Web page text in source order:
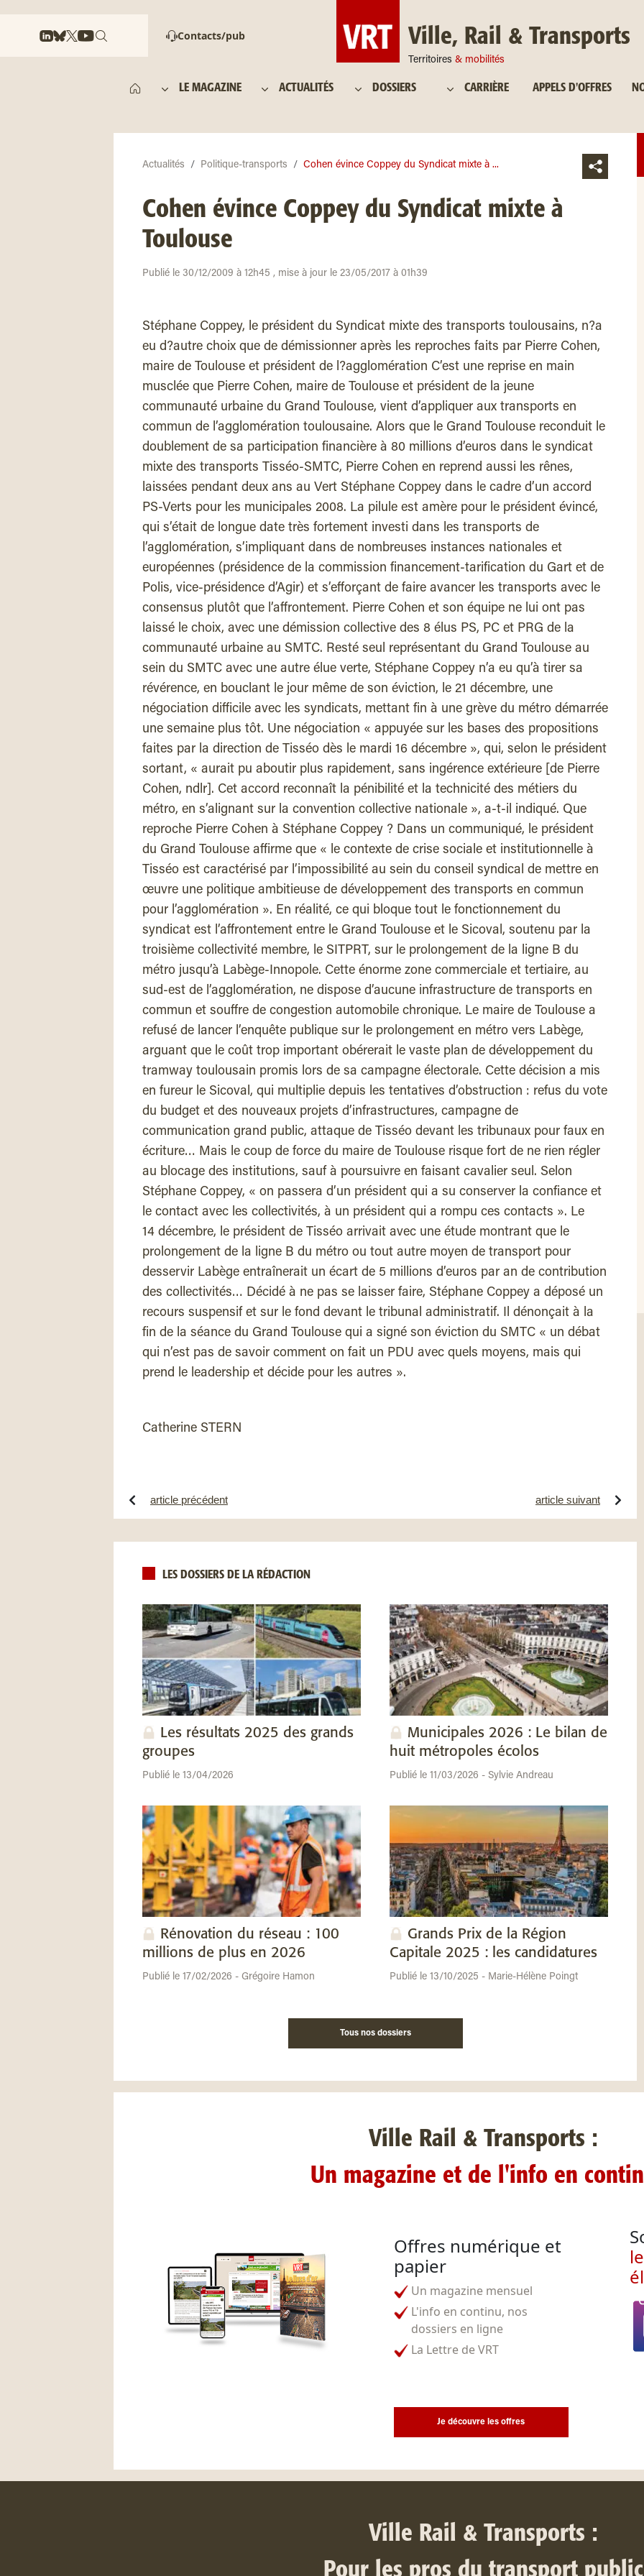
Contacts/pub Ville, Rail & Transports
Territoires & mobilités
LE MAGAZINE ACTUALITÉS DOSSIERS CARRIÈRE APPELS D'OFFRES
Actualités Politique-transports Cohen évince Coppey du Syndicat mixte à ...
Cohen évince Coppey du Syndicat mixte à
Toulouse
Publié le 30/12/2009 à 12h45 , mise à jour le 23/05/2017 à 01h39
Stéphane Coppey, le président du Syndicat mixte des transports toulousains, n?a
eu d?autre choix que de démissionner après les reproches faits par Pierre Cohen,
maire de Toulouse et président de l?agglomération C’est une reprise en main
musclée que Pierre Cohen, maire de Toulouse et président de la jeune
communauté urbaine du Grand Toulouse, vient d’appliquer aux transports en
commun de l’agglomération toulousaine. Alors que le Grand Toulouse reconduit le
doublement de sa participation financière à 80 millions d’euros dans le syndicat
mixte des transports Tisséo-SMTC, Pierre Cohen en reprend aussi les rênes,
laissées pendant deux ans au Vert Stéphane Coppey dans le cadre d’un accord
PS-Verts pour les municipales 2008. La pilule est amère pour le président évincé,
qui s’était de longue date très fortement investi dans les transports de
l’agglomération, s’impliquant dans de nombreuses instances nationales et
européennes (présidence de la commission financement-tarification du Gart et de
Polis, vice-présidence d’Agir) et s’efforçant de faire avancer les transports avec le
consensus plutôt que l’affrontement. Pierre Cohen et son équipe ne lui ont pas
laissé le choix, avec une démission collective des 8 élus PS, PC et PRG de la
communauté urbaine au SMTC. Resté seul représentant du Grand Toulouse au
sein du SMTC avec une autre élue verte, Stéphane Coppey n’a eu qu’à tirer sa
révérence, en bouclant le jour même de son éviction, le 21 décembre, une
négociation difficile avec les syndicats, mettant fin à une grève du métro démarrée
une semaine plus tôt. Une négociation « appuyée sur les bases des propositions
faites par la direction de Tisséo dès le mardi 16 décembre », qui, selon le président
sortant, « aurait pu aboutir plus rapidement, sans ingérence extérieure [de Pierre
Cohen, ndlr]. Cet accord reconnaît la pénibilité et la technicité des métiers du
métro, en s’alignant sur la convention collective nationale », a-t-il indiqué. Que
reproche Pierre Cohen à Stéphane Coppey ? Dans un communiqué, le président
du Grand Toulouse affirme que « le contexte de crise sociale et institutionnelle à
Tisséo est caractérisé par l’impossibilité au sein du conseil syndical de mettre en
œuvre une politique ambitieuse de développement des transports en commun
pour l’agglomération ». En réalité, ce qui bloque tout le fonctionnement du
syndicat est l’affrontement entre le Grand Toulouse et le Sicoval, soutenu par la
troisième collectivité membre, le SITPRT, sur le prolongement de la ligne B du
métro jusqu’à Labège-Innopole. Cette énorme zone commerciale et tertiaire, au
sud-est de l’agglomération, ne dispose d’aucune infrastructure de transports en
commun et souffre de congestion automobile chronique. Le maire de Toulouse a
refusé de lancer l’enquête publique sur le prolongement en métro vers Labège,
arguant que le coût trop important obérerait le vaste plan de développement du
tramway toulousain promis lors de sa campagne électorale. Cette décision a mis
en fureur le Sicoval, qui multiplie depuis les tentatives d’obstruction : refus du vote
du budget et des nouveaux projets d’infrastructures, campagne de
communication grand public, attaque de Tisséo devant les tribunaux pour faux en
écriture… Mais le coup de force du maire de Toulouse risque fort de ne rien régler
au blocage des institutions, sauf à poursuivre en faisant cavalier seul. Selon
Stéphane Coppey, « on passera d’un président qui a su conserver la confiance et
le contact avec les collectivités, à un président qui a rompu ces contacts ». Le
14 décembre, le président de Tisséo arrivait avec une étude montrant que le
prolongement de la ligne B du métro ou tout autre moyen de transport pour
desservir Labège entraînerait un écart de 5 millions d’euros par an de contribution
des collectivités… Décidé à ne pas se laisser faire, Stéphane Coppey a déposé un
recours suspensif et sur le fond devant le tribunal administratif. Il dénonçait à la
fin de la séance du Grand Toulouse qui a signé son éviction du SMTC « un débat
qui n’est pas de savoir comment on fait un PDU avec quels moyens, mais qui
prend le leadership et décide pour les autres ».
Catherine STERN
article précédent article suivant
LES DOSSIERS DE LA RÉDACTION
Les résultats 2025 des grands
groupes
Publié le 13/04/2026
Municipales 2026 : Le bilan de
huit métropoles écolos
Publié le 11/03/2026 - Sylvie Andreau
Rénovation du réseau : 100
millions de plus en 2026
Publié le 17/02/2026 - Grégoire Hamon
Grands Prix de la Région
Capitale 2025 : les candidatures
Publié le 13/10/2025 - Marie-Hélène Poingt
Tous nos dossiers
Ville Rail & Transports :
Un magazine et de l'info en
Offres numérique et
papier
Un magazine mensuel
L'info en continu, nos
dossiers en ligne
La Lettre de VRT
Je découvre les offres
Ville Rail & Transports :
Pour les pros du transport public